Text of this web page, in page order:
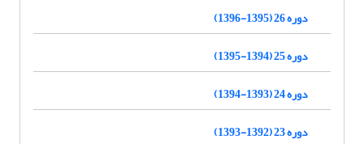
دوره 26 (1395-1396)
دوره 25 (1394-1395)
دوره 24 (1393-1394)
دوره 23 (1392-1393)